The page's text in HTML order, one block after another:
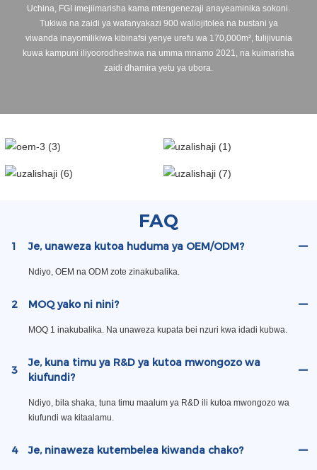
Uchina, FGI imejiimarisha kama mtengenezaji anayeaminika sokoni.
Tukiwa na zaidi ya wafanyakazi 900 waliojitolea na bustani ya
viwanda inayomilikiwa kibinafsi yenye urefu wa 170,000m², tulijivunia
kuwa kampuni iliyoorodheshwa na umma mnamo 2021, na kuimarisha
zaidi dhamira yetu ya ubora.
FAQ
1 Je, unaweza kutoa huduma ya OEM/ODM?
Ndiyo, OEM na ODM zote zinakubalika.
2 MOQ yako ni nini?
MOQ 1 inakubalika. Na unaweza kupata bei nzuri kwa idadi kubwa.
3
Je, kuna timu ya R&D ya kutoa mwongozo wa
kiufundi?
Ndiyo, bila shaka, tuna timu maalum ya R&D ili kutoa mwongozo wa
kiufundi wa kitaalamu.
4 Je, ninaweza kutembelea kiwanda chako?